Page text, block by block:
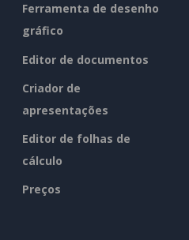
Ferramenta de desenho
gráfico
Editor de documentos
Criador de
apresentações
Editor de folhas de
cálculo
Preços